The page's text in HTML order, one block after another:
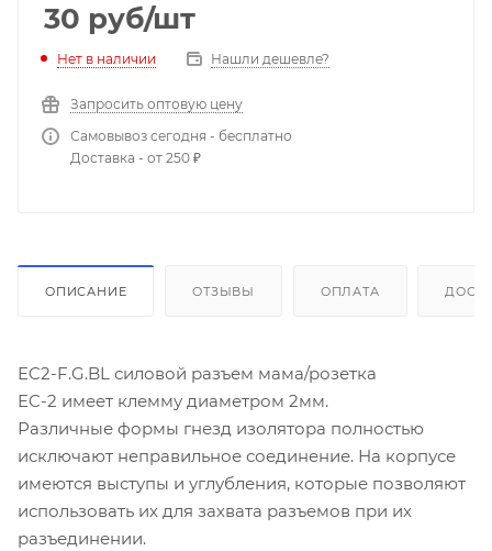
30 руб/шт
Нет в наличии Нашли дешевле?
Запросить оптовую цену
Самовывоз сегодня - бесплатно
Доставка - от 250 ₽
ОПИСАНИЕ ОТЗЫВЫ ОПЛАТА
EC2-F.G.BL силовой разъем мама/розетка
EC-2 имеет клемму диаметром 2мм.
Различные формы гнезд изолятора полностью
исключают неправильное соединение. На корпусе
имеются выступы и углубления, которые позволяют
использовать их для захвата разъемов при их
разъединении.